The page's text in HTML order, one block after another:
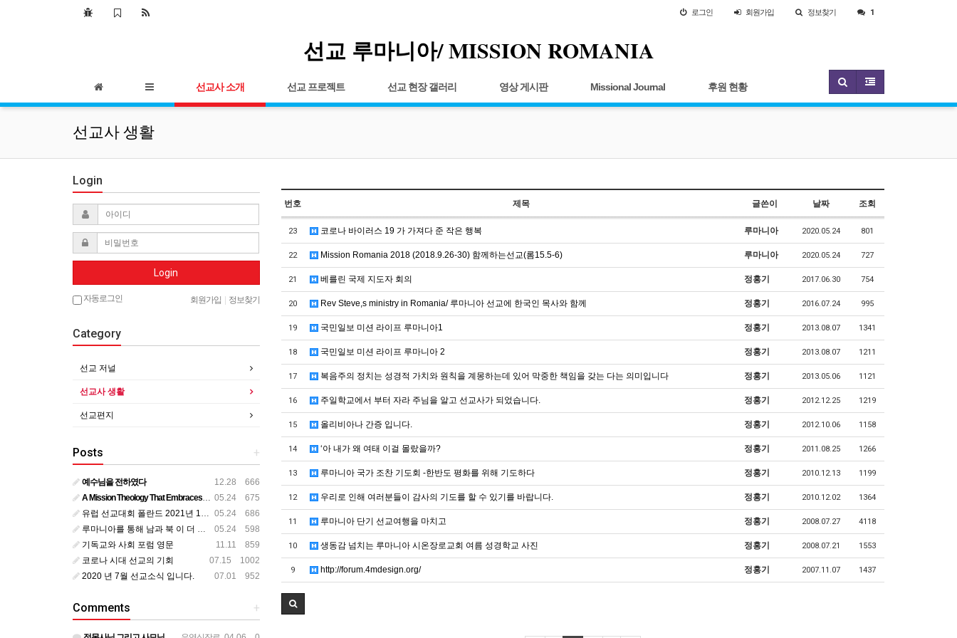
로그인 회원가입 정보찾기 1
선교 루마니아/ MISSION ROMANIA
선교사 소개 선교 프로젝트 선교 현장 갤러리 영상 게시판 Missional Journal 후원 현황
선교사 생활
번호 제목 글쓴이 날짜 조회
23 코로나 바이러스 19 가 가져다 준 작은 행복 루마니아 2020.05.24 801
22 Mission Romania 2018 (2018.9.26-30) 함께하는선교(롬15.5-6) 루마니아 2020.05.24 727
21 베를린 국제 지도자 회의 정홍기 2017.06.30 754
20 Rev Steve,s ministry in Romania/ 루마니아 선교에 한국인 목사와 함께 정홍기 2016.07.24 995
19 국민일보 미션 라이프 루마니아1 정홍기 2013.08.07 1341
18 국민일보 미션 라이프 루마니아 2 정홍기 2013.08.07 1211
17 복음주의 정치는 성경적 가치와 원칙을 계몽하는데 있어 막중한 책임을 갖는 다는 의미입니다 정홍기 2013.05.06 1121
16 주일학교에서 부터 자라 주님을 알고 선교사가 되었습니다. 정홍기 2012.12.25 1219
15 올리비아나 간증 입니다. 정홍기 2012.10.06 1158
14 ‘아 내가 왜 여태 이걸 몰랐을까? 정홍기 2011.08.25 1266
13 루마니아 국가 조찬 기도회 -한반도 평화를 위해 기도하다 정홍기 2010.12.13 1199
12 우리로 인해 여러분들이 감사의 기도를 할 수 있기를 바랍니다. 정홍기 2010.12.02 1364
11 루마니아 단기 선교여행을 마치고 정홍기 2008.07.27 4118
10 생동감 넘치는 루마니아 시온장로교회 여름 성경학교 사진 정홍기 2008.07.21 1553
9 http://forum.4mdesign.org/ 정홍기 2007.11.07 1437
Login
Login
자동로그인 회원가입 정보찾기
Category
선교 저널
선교사 생활
선교편지
+
Posts
12.28 666
예수님을 전하였다
05.24 675
A Mission Theology That Embraces All Aspects of Human Life
05.24 686
유럽 선교대회 폴란드 2021년 11월
05.24 598
루마니아를 통해 남과 북 이 더 가까이
11.11 859
기독교와 사회 포럼 영문
07.15 1002
코로나 시대 선교의 기회
07.01 952
2020 년 7월 선교소식 입니다.
+
Comments